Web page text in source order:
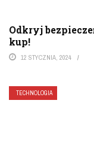
Odkryj
kup!
12 STYCZNIA, 2024
TECHNOLOGIA